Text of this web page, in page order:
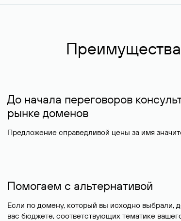
До начала переговоров
рынке доменов
Предложение справедливой цены за имя
Помогаем с альтернативой
Если по домену, который вы исходно выбрали,
вас бюджете, соответствующих тематике